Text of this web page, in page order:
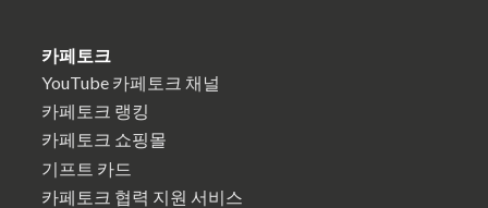
카페토크
YouTube 카페토크 채널
카페토크 랭킹
카페토크 쇼핑몰
기프트 카드
카페토크 협력 지원 서비스